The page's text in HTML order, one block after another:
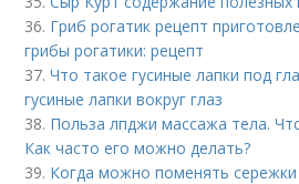
36. Гриб рогатик рецепт
грибы рогатики: рецепт
37.Что такое гусиные лапки под
гусиные лапки вокруг глаз
38. Польза лпджи массажа тела.
Как часто его можно делать?
39. Когда можно поменять